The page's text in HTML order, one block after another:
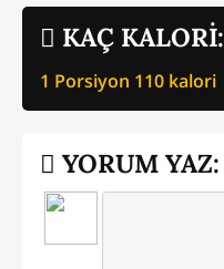
KAÇ KALORİ:
1 Porsiyon 110 kalori
YORUM YAZ: